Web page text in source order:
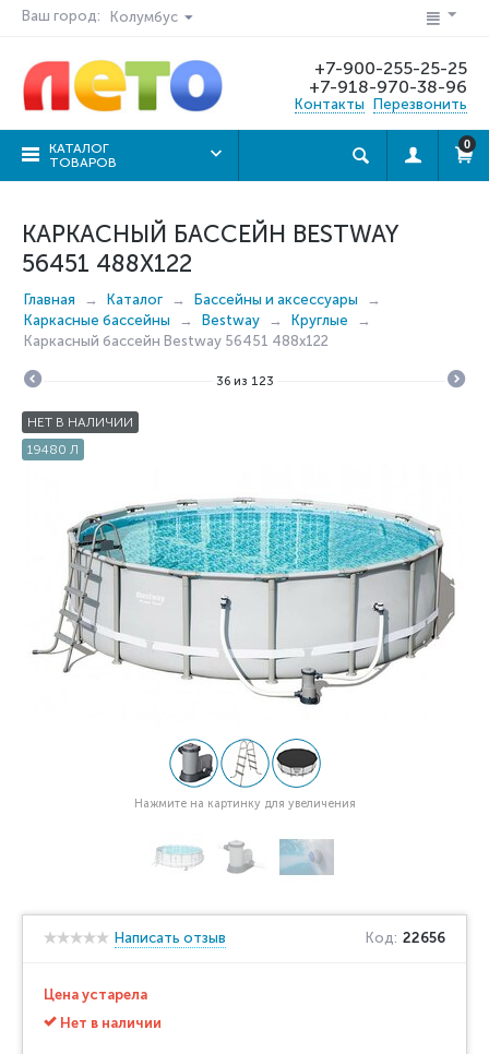
Ваш город: Колумбус
+7-900-255-25-25
+7-918-970-38-96
Контакты Перезвонить
КАТАЛОГ
ТОВАРОВ
0
КАРКАСНЫЙ БАССЕЙН BESTWAY
56451 488X122
Главная Каталог
Бассейны и аксессуары
Каркасные бассейны
Bestway
Круглые
Каркасный бассейн Bestway 56451 488x122
36 из 123
НЕТ В НАЛИЧИИ
19480 Л
Нажмите на картинку для увеличения
Написать отзыв Код: 22656
Цена устарела
Нет в наличии